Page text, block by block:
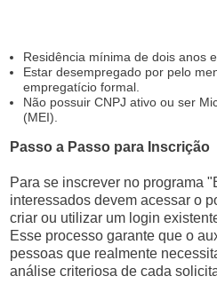
Residência mínima de dois anos
Estar desempregado por pelo
empregatício formal.
Não possuir CNPJ ativo ou ser
(MEI).
Passo a Passo para Inscrição
Para se inscrever no programa
interessados devem acessar o
criar ou utilizar um login
Esse processo garante que o
pessoas que realmente
análise criteriosa de cada